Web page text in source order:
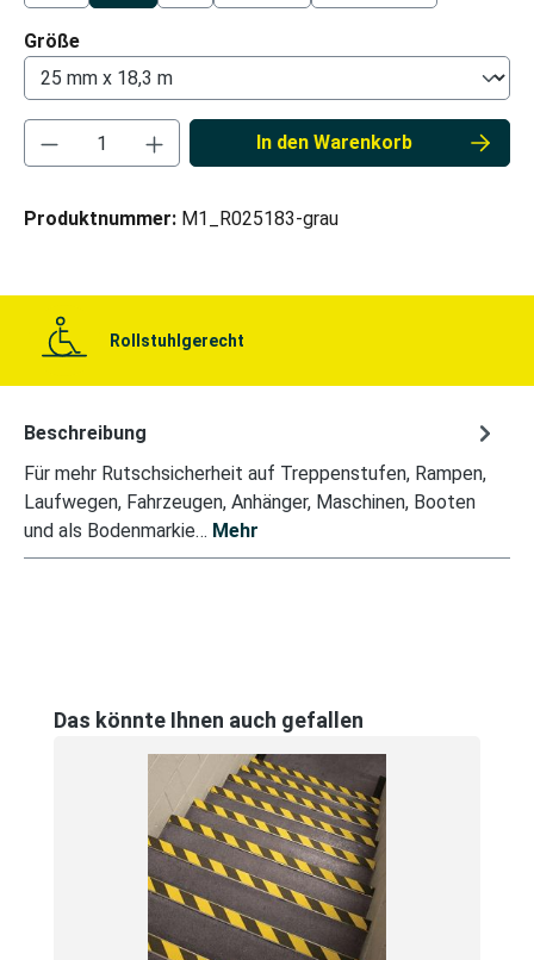
Größeauswählen
Produkt Anzahl: Gib den gewünschten
In den Warenkorb
Produktnummer: M1_R025183-grau
Rollstuhlgerecht
Beschreibung
Für mehr Rutschsicherheit auf Treppenstufen, Rampen,
Laufwegen, Fahrzeugen, Anhänger, Maschinen, Booten
und als Bodenmarkie… Mehr
Produktgalerie überspringen
Das könnte Ihnen auch gefallen